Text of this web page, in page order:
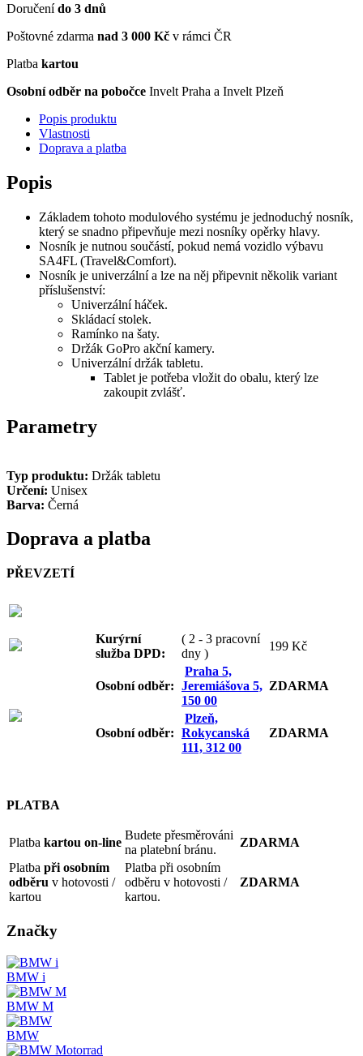
Doručenído 3 dnů
Poštovné zdarma nad 3 000 Kč v rámci ČR
Platba kartou
Osobní odběr na pobočce Invelt Praha a Invelt Plzeň
Popis produktu
Vlastnosti
Doprava a platba
Popis
Základem tohoto modulového systému je jednoduchý nosník,
který se snadno připevňuje mezi nosníky opěrky hlavy.
Nosník je nutnou součástí, pokud nemá vozidlo výbavu
SA4FL (Travel&Comfort).
Nosník je univerzální a lze na něj připevnit několik variant
příslušenství:
Univerzální háček.
Skládací stolek.
Ramínko na šaty.
Držák GoPro akční kamery.
Univerzální držák tabletu.
Tablet je potřeba vložit do obalu, který lze
zakoupit zvlášť.
Parametry
Typ produktu: Držák tabletu
Určení: Unisex
Barva: Černá
Doprava a platba
PŘEVZETÍ
Kurýrní
služba DPD:
( 2 - 3 pracovní
dny )
199 Kč
Osobní odběr:
Praha 5,
Jeremiášova 5,
150 00
ZDARMA
Osobní odběr:
Plzeň,
Rokycanská
111, 312 00
ZDARMA
PLATBA
Platba kartou on-line
Budete přesměrováni
na platební bránu.
ZDARMA
Platba při osobním
odběru v hotovosti /
kartou
Platba při osobním
odběru v hotovosti /
kartou.
ZDARMA
Značky
BMW i
BMW M
BMW